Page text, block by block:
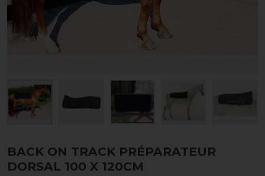
BACK ON TRACK PRÉPARATEUR
DORSAL 100 X 120CM